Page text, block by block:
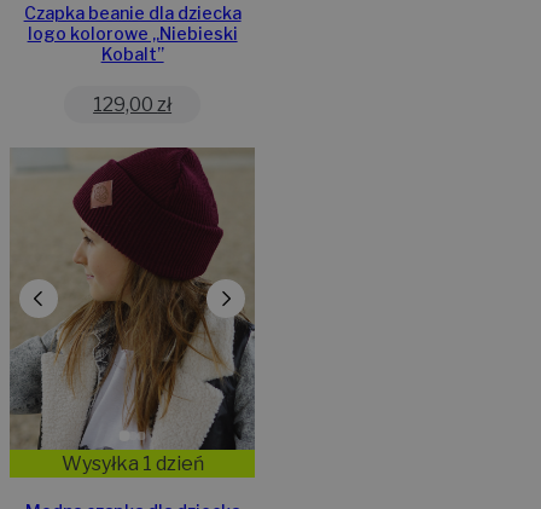
Czapka beanie dla dziecka
logo kolorowe „Niebieski
Kobalt”
129,00 zł
Wysyłka 1 dzień